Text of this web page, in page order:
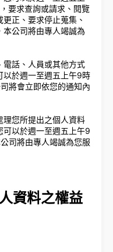
要求查詢或請求、閱覽
正、要求停止蒐集、
公司將由專人竭誠為
電話、人員或其他方式
以於週一至週五上午9時
將會立即依您的通知內
理您所提出之個人資料
可以於週一至週五上午9
司將由專人竭誠為您服
資料之權益